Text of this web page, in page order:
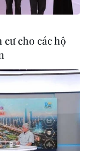
KHÚC THANH
cư cho các hộ